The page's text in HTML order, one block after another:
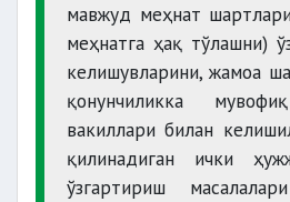
мавжуд меҳнат
меҳнатга ҳақ тўлашни)
келишувларини, жамоа
қонунчиликка
вакиллари билан
қилинадиган ички
ўзгартириш